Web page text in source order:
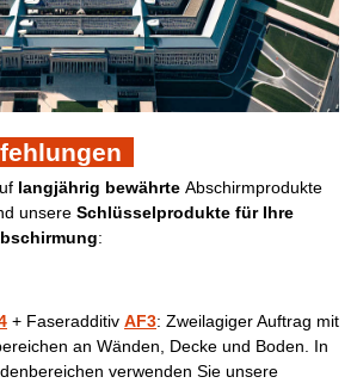
langjährig bewährte Abschirmprodukte
unsere Schlüsselprodukte für Ihre
:
+ Faseradditiv AF3: Zweilagiger Auftrag mit
an Wänden, Decke und Boden. In
verwenden Sie unsere